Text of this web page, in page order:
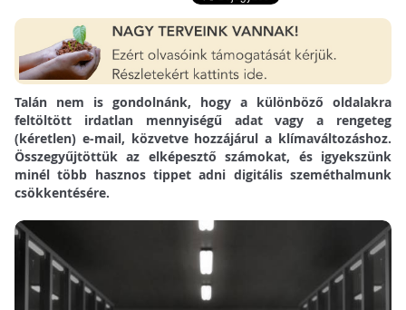
Talán nem is gondolnánk, hogy a különböző oldalakra
feltöltött irdatlan mennyiségű adat vagy a rengeteg
(kéretlen) e-mail, közvetve hozzájárul a klímaváltozáshoz.
Összegyűjtöttük az elképesztő számokat, és igyekszünk
minél több hasznos tippet adni digitális szeméthalmunk
csökkentésére.